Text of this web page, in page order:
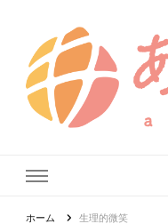
ホーム 生理的微笑